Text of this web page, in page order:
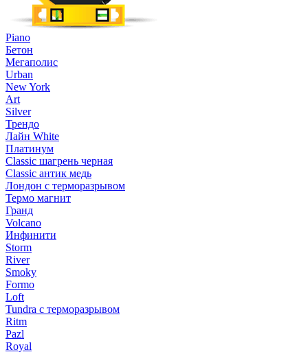
Piano
Бетон
Мегаполис
Urban
New York
Art
Silver
Трендо
Лайн White
Платинум
Classic шагрень черная
Classic антик медь
Лондон с терморазрывом
Термо магнит
Гранд
Volcano
Инфинити
Storm
River
Smoky
Formo
Loft
Tundra с терморазрывом
Ritm
Pazl
Royal